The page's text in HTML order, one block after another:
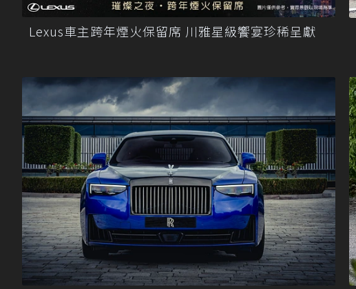
Lexus車主跨年煙火保留席 川雅星級饗宴珍稀呈獻